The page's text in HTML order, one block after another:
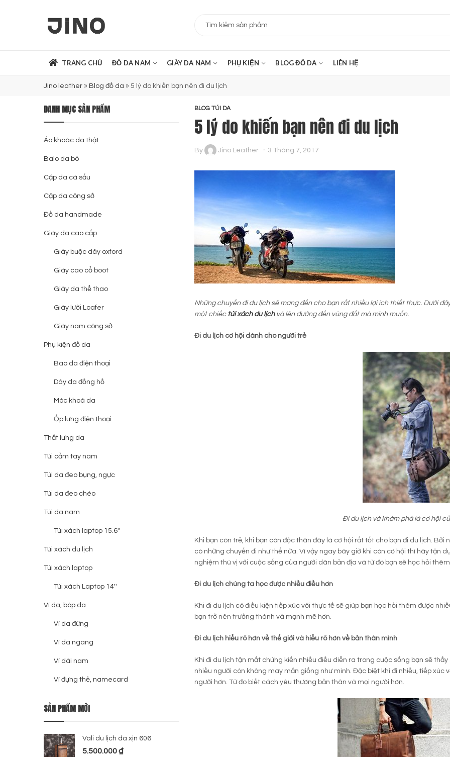
TRANG CHỦ ĐỒ DA NAM GIÀY DA NAM PHỤ KIỆN BLOG ĐỒ DA LIÊN HỆ
Jino leather » Blog đồ da » 5 lý do khiến bạn nên đi du lịch
BLOG TÚI DA
5 lý do khiến bạn nên đi du lịch
By Jino Leather 3 Tháng 7, 2017
Những chuyến đi du lịch sẽ mang đến cho bạn rất nhiều lợi ích thiết thực. Dưới
một chiếc túi xách du lịch và lên đường đến vùng đất mà mình muốn.
Đi du lịch cơ hội dành cho người trẻ
Đi du lịch và khám phá là cơ hội
Khi bạn còn trẻ, khi bạn còn độc thân đây là cơ hội rất tốt cho bạn đi du lịch.
có những chuyến đi như thế nữa. Vì vậy ngay bây giờ khi còn cơ hội thì hãy tận
nghiệm thú vị với cuộc sống của người dân bản địa và từ đó bạn sẽ học hỏi
Đi du lịch chúng ta học được nhiều điều hơn
Khi đi du lịch có điều kiện tiếp xúc với thực tế sẽ giúp bạn học hỏi thêm được
bạn trở nên trưởng thành và mạnh mẽ hơn.
Đi du lịch hiểu rõ hơn về thế giới và hiểu rõ hơn về bản thân mình
Khi đi du lịch tận mắt chứng kiến nhiều điều diễn ra trong cuộc sống bạn sẽ
nhiều người còn không may mắn giống như mình. Đặc biệt khi đi nhiều, tiếp xúc
người hơn. Từ đo biết cách yêu thương bản thân và mọi người hơn.
DANH MỤC SẢN PHẨM
Áo khoác da thật
Balo da bò
Cặp da cá sấu
Cặp da công sở
Đồ da handmade
Giày da cao cấp
Giày buộc dây oxford
Giày cao cổ boot
Giày da thể thao
Giày lười Loafer
Giày nam công sở
Phụ kiện đồ da
Bao da điện thoại
Dây da đồng hồ
Móc khoá da
Ốp lưng điện thoại
Thắt lưng da
Túi cầm tay nam
Túi da đeo bụng, ngực
Túi da đeo chéo
Túi da nam
Túi xách laptop 15.6''
Túi xách du lịch
Túi xách laptop
Túi xách Laptop 14''
Ví da, bóp da
Ví da đứng
Ví da ngang
Ví dài nam
Ví đựng thẻ, namecard
SẢN PHẨM MỚI
Vali du lịch da xịn 606
5.500.000₫